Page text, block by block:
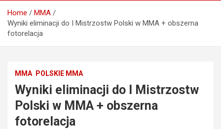
Home
MMA
Wyniki eliminacji do I Mistrzostw Polski w MMA + obszerna
fotorelacja
MMA POLSKIE MMA
Wyniki eliminacji do I Mistrzostw
Polski w MMA + obszerna
fotorelacja